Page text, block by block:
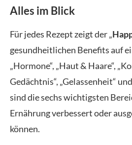
Alles im Blick
Für jedes Rezept zeigt der „
gesundheitlichen Benefits auf
„Hormone“, „Haut & Haare“,
Gedächtnis“, „Gelassenheit“
sind die sechs wichtigsten
Ernährung verbessert oder
können.